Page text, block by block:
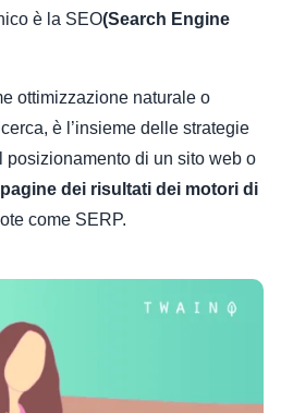
è la SEO(Search Engine
ottimizzazione naturale o
è l’insieme delle strategie
posizionamento di un sito web o
pagine dei risultati dei motori di
come SERP.